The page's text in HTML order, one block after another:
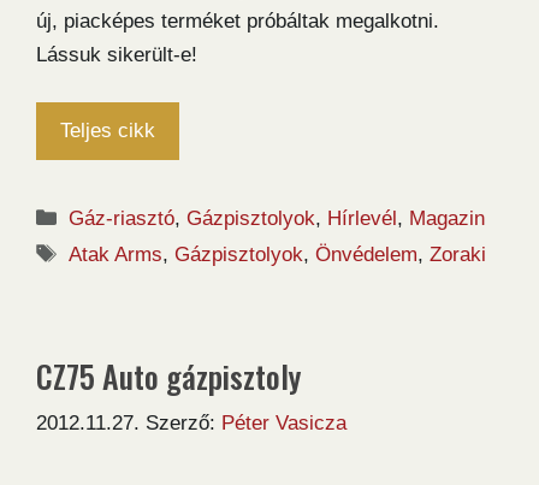
új, piacképes terméket próbáltak megalkotni.
Lássuk sikerült-e!
Teljes cikk
Kategória
Gáz-riasztó, Gázpisztolyok, Hírlevél , Magazin
Címkék
Atak Arms, Gázpisztolyok,Önvédelem,Zoraki
CZ75 Auto gázpisztoly
2012.11.27. Szerző: Péter Vasicza